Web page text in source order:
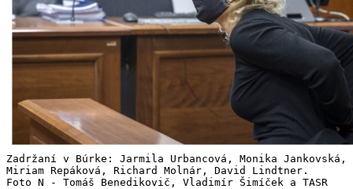
Zadržaní v Búrke: Jarmila Urbancová, Monika Jankovská,
Miriam Repáková, Richard Molnár, David Lindtner.
Foto N - Tomáš Benedikovič, Vladimír Šimíček a TASR